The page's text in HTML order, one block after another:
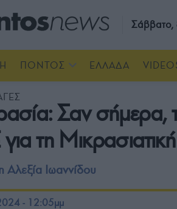
ΠΟΝΤΟΣ ΕΛΛΑΔΑ
Σαν σήμερα,
τη
Αλεξία Ιωαννίδου
- 12:05μμ